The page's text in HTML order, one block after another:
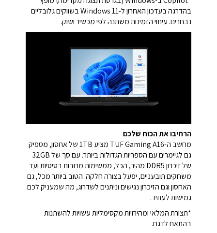
בהדרגה בעדכון האחרון ל-Windows 11 בשווקים גלובליים
נבחרים. עיתוי הזמינות משתנה לפי מכשיר ושוק.
הרחיבו את הכוח שלכם
מחשב ה-TUF Gaming A16 מציע 1TB של אחסון, מספיק
גם לגיימרים עם הספריות הגדולות ביותר. עם סך של 32GB
של זיכרון DDR5 מהיר, הכל, ממשימות מרובות בסיסיות ועד
משחקים תובעניים, יפעל בצורה חלקה. הטוב ביותר מכל, גם
האחסון וגם הזיכרון נגישים וניתנים לשדרוג, מה שמעניק לכם
גמישות לעתיד.
*תצורת המלאי ומהירויות מקסימליות עשויות להשתנות
בהתאם לדגם.